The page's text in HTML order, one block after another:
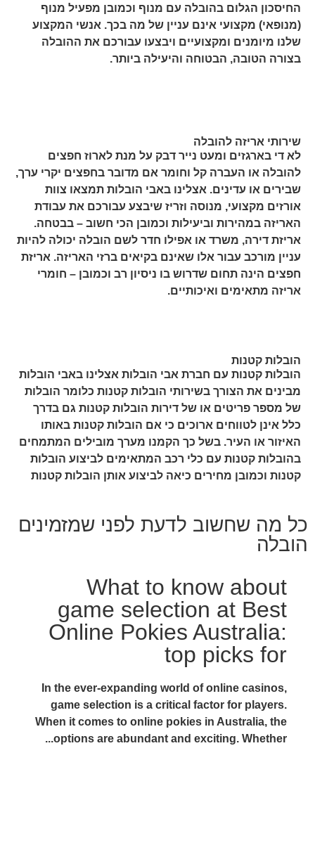
החיסכון הגלום בהובלה עם מנוף וכמובן מפעיל מנוף
(מנופאי) מקצועי אינם עניין של מה בכך. אנשי המקצוע
שלנו מיומנים ומקצועיים ויבצעו עבורכם את ההובלה
בצורה הטובה, הבטוחה והיעילה ביותר.
שירותי אריזה להובלה
לא די בארגזים ומעט נייר דבק על מנת לארוז חפצים
להובלה או העברה קל וחומר אם מדובר בחפצים יקרי ערך,
שבירים או עדינים. אצלינו באבי הובלות תמצאו צוות
אורזים מקצועי, מנוסה וזריז שיבצע עבורכם את עבודת
האריזה במהירות וביעילות וכמובן הכי חשוב – בבטחה.
אריזת דירה, משרד או אפילו חדר לשם הובלה יכולה להיות
עניין מורכב עבור אלו שאינם בקיאים ברזי האריזה. אריזת
חפצים הינה תחום שדרוש בו ניסיון רב וכמובן – חומרי
אריזה מתאימים ואיכותיים.
הובלות קטנות
הובלות קטנות עם חברת אבי הובלות אצלינו באבי הובלות
מבינים את הצורך בשירותי הובלות קטנות כלומר הובלות
של מספר פריטים או של דירות הובלות קטנות גם בדרך
כלל אינן לטווחים ארוכים כי אם הובלות קטנות באותו
האיזור או העיר. בשל כך הקמנו מערך מובילים המתמחים
בהובלות קטנות עם כלי רכב המתאימים לביצוע הובלות
קטנות וכמובן מחירים כיאה לביצוע אותן הובלות קטנות
כל מה שחשוב לדעת לפני שמזמינים
הובלה
What to know about
game selection at Best
Online Pokies Australia:
top picks for
In the ever-expanding world of online casinos,
game selection is a critical factor for players.
When it comes to online pokies in Australia, the
options are abundant and exciting. Whether...